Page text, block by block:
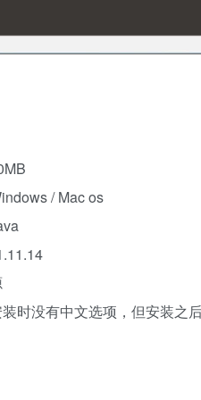
/ Mac os
时没有中文选项，但安装之